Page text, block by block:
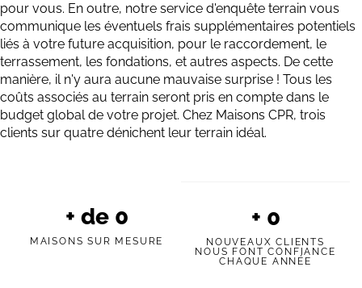
pour vous. En outre, notre service d'enquête terrain vous
communique les éventuels frais supplémentaires potentiels
liés à votre future acquisition, pour le raccordement, le
terrassement, les fondations, et autres aspects. De cette
manière, il n'y aura aucune mauvaise surprise ! Tous les
coûts associés au terrain seront pris en compte dans le
budget global de votre projet. Chez Maisons CPR, trois
clients sur quatre dénichent leur terrain idéal.
+ de 0
MAISONS SUR MESURE
+ 0
NOUVEAUX CLIENTS
NOUS FONT CONFIANCE
CHAQUE ANNÉE